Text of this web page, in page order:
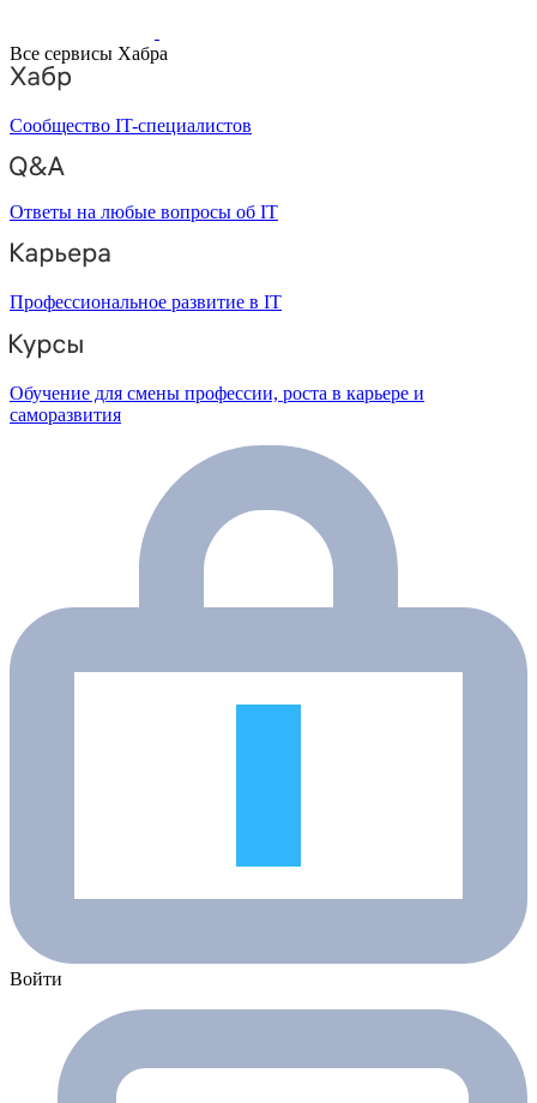
Все сервисы Хабра
Сообщество IT-специалистов
Ответы на любые вопросы об IT
Профессиональное развитие в IT
Обучение для смены профессии, роста в карьере и
саморазвития
Войти